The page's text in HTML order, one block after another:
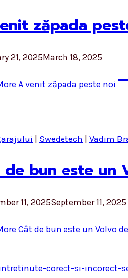
zăpada
21, 2025March 18, 2025
A venit zăpada peste noi
Swedetech Vadim
de bun este un
11, 2025September 11, 2025
Cât de bun este un Volvo